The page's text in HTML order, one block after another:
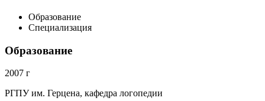
Образование
Специализация
Образование
2007 г
РГПУ им. Герцена, кафедра логопедии